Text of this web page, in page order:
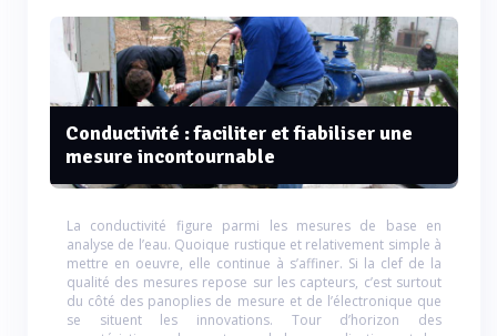
Conductivité : faciliter et fiabiliser une
mesure incontournable
La conductivité figure parmi les mesures de base en
analyse de l’eau. Quoique rustique et relativement simple à
mettre en oeuvre, elle continue à s’affiner. Si la clef de la
qualité des mesures repose sur les capteurs, c’est surtout
du côté des panoplies de mesure et de l’électronique que
se situent les innovations. Tour d’horizon des